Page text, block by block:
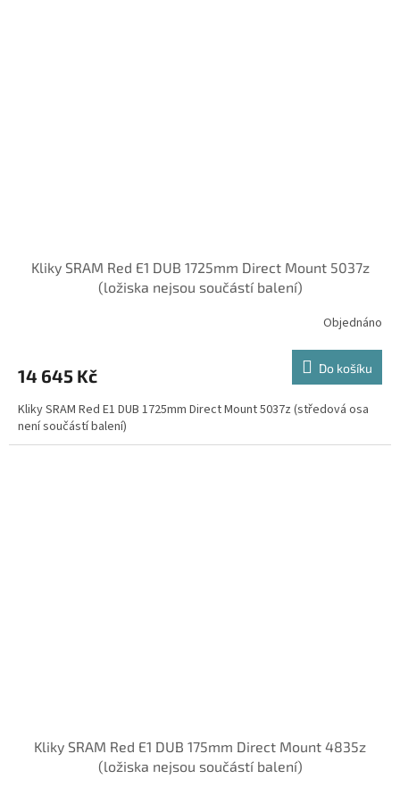
Kliky SRAM Red E1 DUB 1725mm Direct Mount 5037z
(ložiska nejsou součástí balení)
Objednáno
14 645 Kč Do košíku
Kliky SRAM Red E1 DUB 1725mm Direct Mount 5037z (středová osa
není součástí balení)
Kliky SRAM Red E1 DUB 175mm Direct Mount 4835z
(ložiska nejsou součástí balení)